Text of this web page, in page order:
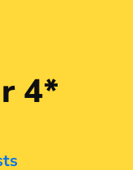
4*